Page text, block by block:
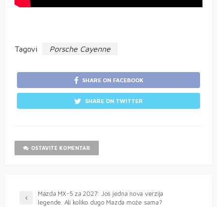
Tagovi Porsche Cayenne
SHARE ON FACEBOOK
SHARE ON TWITTER
OSTAVITE KOMENTAR
Mazda MX-5 za 2027: Još jedna nova verzija
legende. Ali koliko dugo Mazda može sama?